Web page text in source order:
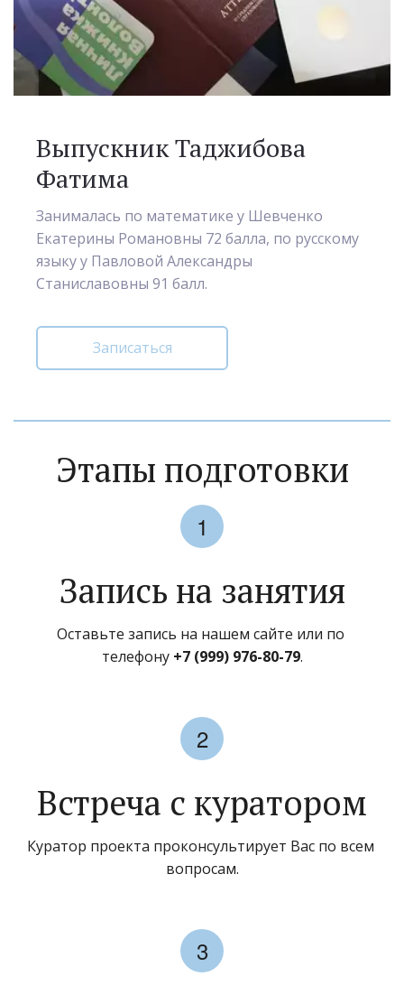
Выпускник Таджибова
Фатима
Занималась по математике у Шевченко
Екатерины Романовны 72 балла, по русскому
языку у Павловой Александры
Станиславовны 91 балл.
Записаться
Этапы подготовки
Запись на занятия
Оставьте запись на нашем сайте или по
телефону +7 (999) 976-80-79.
Встреча с куратором
Куратор проекта проконсультирует Вас по всем
вопросам.